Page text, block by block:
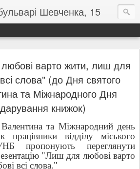
Шевченка, 15
варто жити, лиш для
слова" (до Дня святого
та Міжнародного Дня
дарування книжок)
та Міжнародний день
працівники відділу міського
пропонують переглянути
"Лиш для любові варто
всі слова."